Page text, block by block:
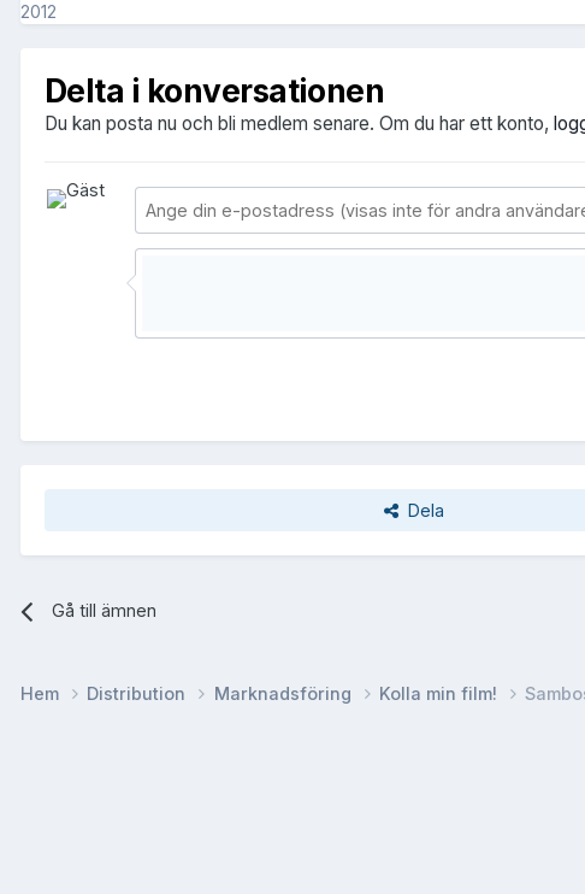
2012
Delta i konversationen
Du kan posta nu och bli medlem senare. Om du har ett konto,
Dela
Gå till ämnen
Hem Distribution Marknadsföring Kolla min film!